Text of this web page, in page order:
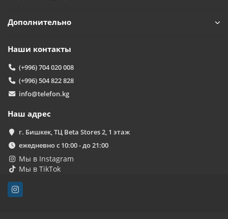
Дополнительно
Наши контакты
(+996) 704 020 008
(+996) 504 822 828
info@telefon.kg
Наш адрес
г. Бишкек, ТЦ Beta Stores 2, 1 этаж
ежедневно с 10:00 - до 21:00
Мы в Instagram
Мы в TikTok